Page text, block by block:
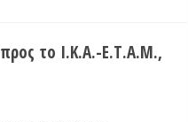
το Ι.Κ.Α.-Ε.Τ.Α.Μ.,